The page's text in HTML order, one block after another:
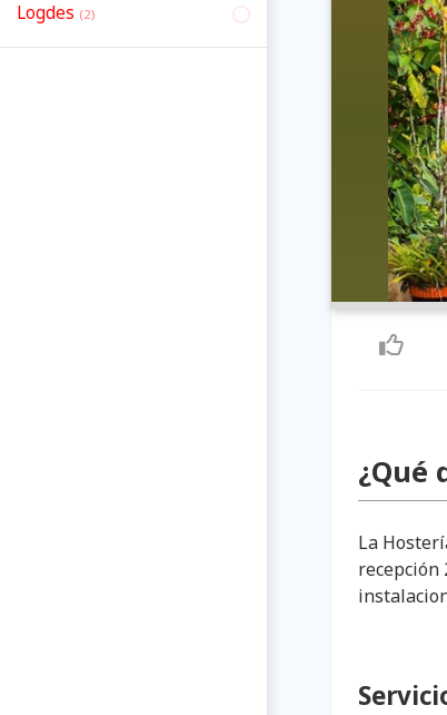
Logdes (2)
¿Qué
La
recepción